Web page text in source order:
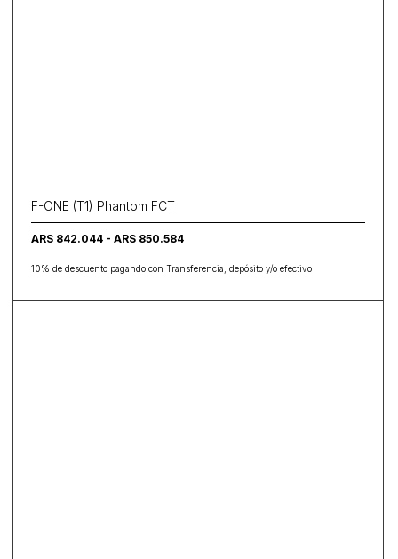
F-ONE (T1) Phantom FCT
ARS 842.044 - ARS 850.584
10% de descuento pagando con Transferencia, depósito y/o efectivo